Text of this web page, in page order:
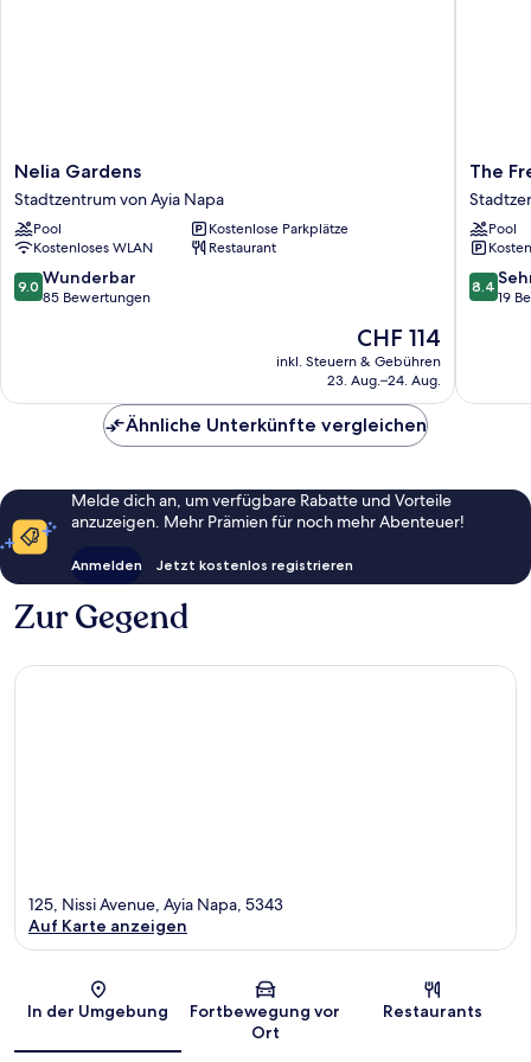
Nelia
Gardens
Stadtzentrum
von
Ayia
Napa
Nelia Gardens
Stadtzentrum von Ayia Napa
Pool
Kostenlose Parkplätze
Kostenloses WLAN
Restaurant
9.0
von
9.0 Wunderbar
85 Bewertungen
Der
Preis
beträgt
CHF 114
inkl. Steuern & Gebühren
23. Aug.–24. Aug.
The
Freij
Resort
by
Marissol
von
The
Pool
8.4
von
8.4
19
Ähnliche Unterkünfte vergleichen
Melde dich an, um verfügbare Rabatte und Vorteile
anzuzeigen. Mehr Prämien für noch mehr Abenteuer!
Anmelden Jetzt kostenlos registrieren
Zur Gegend
Karte
125, Nissi Avenue, Ayia Napa, 5343
Auf Karte anzeigen
In der Umgebung
Fortbewegung vor
Ort
Restaurants